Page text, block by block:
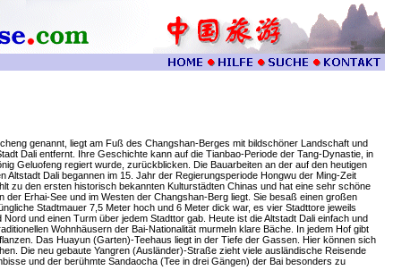
genannt, liegt am Fuß des Changshan-Berges mit bildschöner Landschaft und
Dali entfernt. Ihre Geschichte kann auf die Tianbao-Periode der Tang-Dynastie, in
Geluofeng regiert wurde, zurückblicken. Die Bauarbeiten an der auf den heutigen
Altstadt Dali begannen im 15. Jahr der Regierungsperiode Hongwu der Ming-Zeit
zu den ersten historisch bekannten Kulturstädten Chinas und hat eine sehr schöne
der Erhai-See und im Westen der Changshan-Berg liegt. Sie besaß einen großen
Stadtmauer 7,5 Meter hoch und 6 Meter dick war, es vier Stadttore jeweils
und einen Turm über jedem Stadttor gab. Heute ist die Altstadt Dali einfach und
Wohnhäusern der Bai-Nationalität murmeln klare Bäche. In jedem Hof gibt
Das Huayun (Garten)-Teehaus liegt in der Tiefe der Gassen. Hier können sich
Die neu gebaute Yangren (Ausländer)-Straße zieht viele ausländische Reisende
und der berühmte Sandaocha (Tee in drei Gängen) der Bai besonders zu